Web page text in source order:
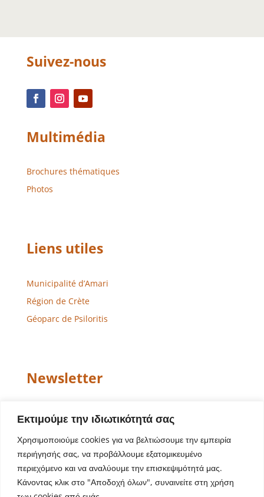
Εκτιμούμε την ιδιωτικότητά σας
Χρησιμοποιούμε cookies για να βελτιώσουμε την εμπειρία
περιήγησής σας, να προβάλλουμε εξατομικευμένο
περιεχόμενο και να αναλύουμε την επισκεψιμότητά μας.
Κάνοντας κλικ στο "Αποδοχή όλων", συναινείτε στη χρήση
Suivez-nous
Multimédia
Brochures thématiques
Photos
Liens utiles
Municipalité d’Amari
Région de Crète
Géoparc de Psiloritis
Newsletter